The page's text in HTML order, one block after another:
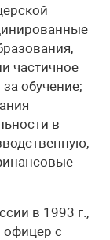
частичное
обучение;
в
в 1993 г.,
офицер с